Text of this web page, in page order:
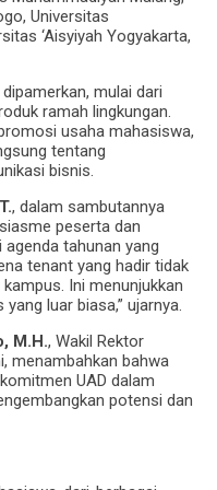
Universitas
‘Aisyiyah Yogyakarta,
mulai dari
ramah lingkungan.
usaha mahasiswa,
tentang
bisnis.
, dalam sambutannya
peserta dan
tahunan yang
tenant yang hadir tidak
Ini menunjukkan
luar biasa,” ujarnya.
M.H., Wakil Rektor
menambahkan bahwa
UAD dalam
potensi dan